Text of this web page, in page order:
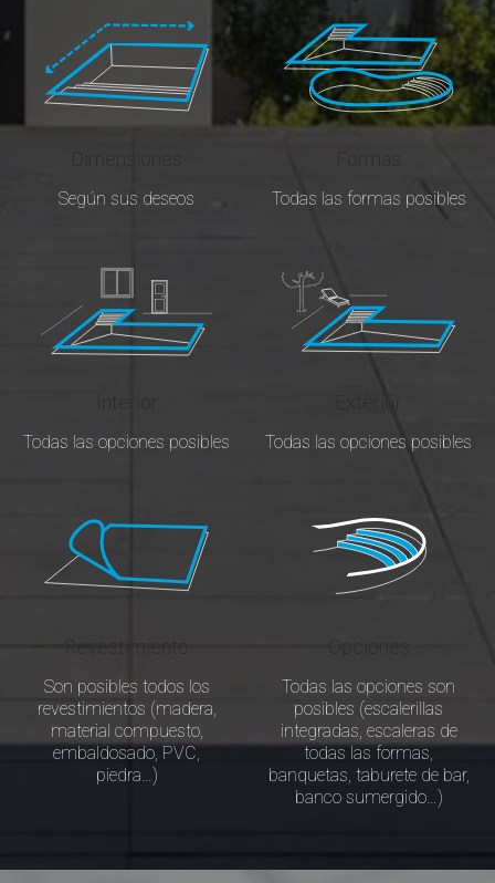
Según sus deseos Todas las formas posibles
Todas las opciones posibles Todas las opciones posibles
Son posibles todos los
revestimientos (madera,
material compuesto,
embaldosado, PVC,
piedra…)
Todas las opciones son
posibles (escalerillas
integradas, escaleras de
todas las formas,
banquetas, taburete de bar,
banco sumergido…)